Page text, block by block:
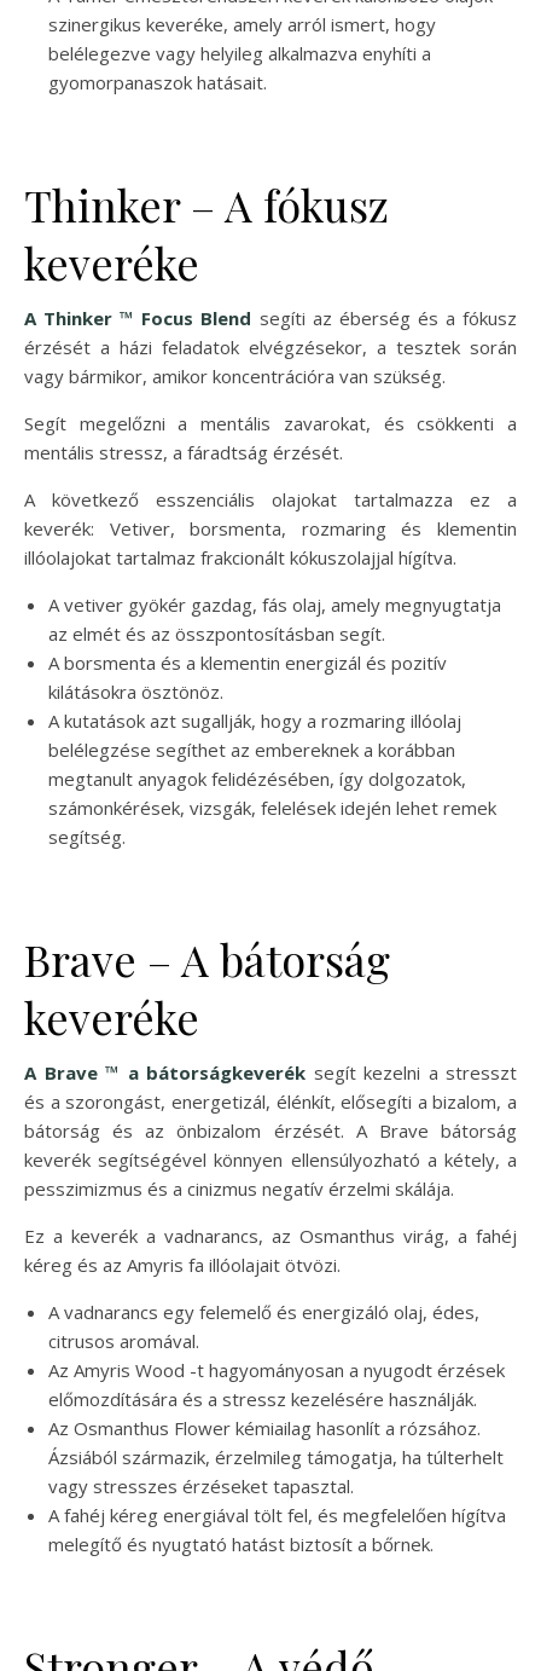
szinergikus keveréke, amely arról ismert, hogy
belélegezve vagy helyileg alkalmazva enyhíti a
gyomorpanaszok hatásait.
Thinker – A fókusz
keveréke
A Thinker ™ Focus Blend segíti az éberség és a fókusz
érzését a házi feladatok elvégzésekor, a tesztek során
vagy bármikor, amikor koncentrációra van szükség.
Segít megelőzni a mentális zavarokat, és csökkenti a
mentális stressz, a fáradtság érzését.
A következő esszenciális olajokat tartalmazza ez a
keverék: Vetiver, borsmenta, rozmaring és klementin
illóolajokat tartalmaz frakcionált kókuszolajjal hígítva.
A vetiver gyökér gazdag, fás olaj, amely megnyugtatja
az elmét és az összpontosításban segít.
A borsmenta és a klementin energizál és pozitív
kilátásokra ösztönöz.
A kutatások azt sugallják, hogy a rozmaring illóolaj
belélegzése segíthet az embereknek a korábban
megtanult anyagok felidézésében, így dolgozatok,
számonkérések, vizsgák, felelések idején lehet remek
segítség.
Brave – A bátorság
keveréke
A Brave ™ a bátorságkeverék segít kezelni a stresszt
és a szorongást, energetizál, élénkít, elősegíti a bizalom, a
bátorság és az önbizalom érzését. A Brave bátorság
keverék segítségével könnyen ellensúlyozható a kétely, a
pesszimizmus és a cinizmus negatív érzelmi skálája.
Ez a keverék a vadnarancs, az Osmanthus virág, a fahéj
kéreg és az Amyris fa illóolajait ötvözi.
A vadnarancs egy felemelő és energizáló olaj, édes,
citrusos aromával.
Az Amyris Wood -t hagyományosan a nyugodt érzések
előmozdítására és a stressz kezelésére használják.
Az Osmanthus Flower kémiailag hasonlít a rózsához.
Ázsiából származik, érzelmileg támogatja, ha túlterhelt
vagy stresszes érzéseket tapasztal.
A fahéj kéreg energiával tölt fel, és megfelelően hígítva
melegítő és nyugtató hatást biztosít a bőrnek.